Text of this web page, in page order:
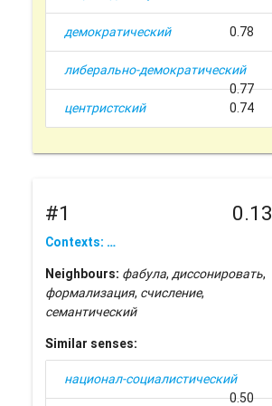
демократический 0.78
либерально-демократический
0.77
центристский
0.74
#1 0.13
Contexts: …
Neighbours: фабула,диссонировать,
формализация, счисление,
семантический
Similar senses:
национал-социалистический
0.50